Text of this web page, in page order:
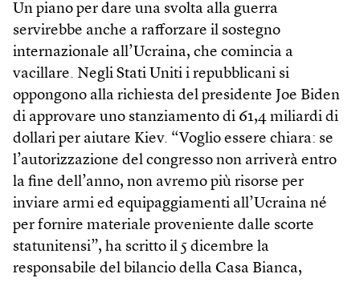
Un piano per dare una svolta alla guerra
servirebbe anche a rafforzare il sostegno
internazionale all’Ucraina, che comincia a
vacillare. Negli Stati Uniti i repubblicani si
oppongono alla richiesta del presidente Joe Biden
di approvare uno stanziamento di 61,4 miliardi di
dollari per aiutare Kiev. “Voglio essere chiara: se
l’autorizzazione del congresso non arriverà entro
la fine dell’anno, non avremo più risorse per
inviare armi ed equipaggiamenti all’Ucraina né
per fornire materiale proveniente dalle scorte
statunitensi”, ha scritto il 5 dicembre la
responsabile del bilancio della Casa Bianca,